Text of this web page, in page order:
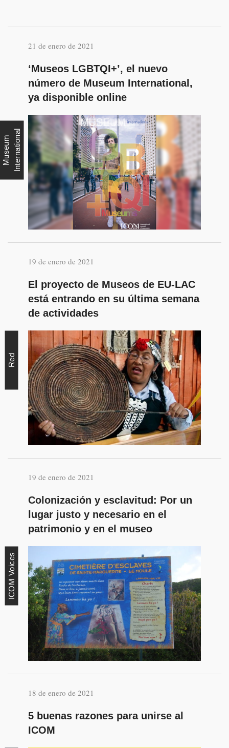
21 de enero de 2021
‘Museos LGBTQI+’, el nuevo
número de Museum International,
ya disponible online
M
u
s
e
u
m
I
n
t
e
r
n
a
t
i
o
n
al
19 de enero de 2021
El proyecto de Museos de EU-LAC
está entrando en su última semana
de actividades
Red
19 de enero de 2021
Colonización y esclavitud: Por un
lugar justo y necesario en el
patrimonio y en el museo
ICOM Voices
18 de enero de 2021
5 buenas razones para unirse al
ICOM